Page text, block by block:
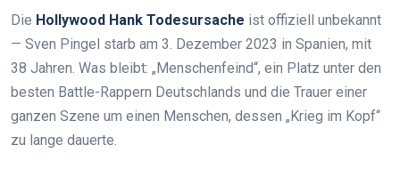
Die Hollywood Hank Todesursache ist offiziell unbekannt
— Sven Pingel starb am 3. Dezember 2023 in Spanien, mit
38 Jahren. Was bleibt: „Menschenfeind“, ein Platz unter den
besten Battle-Rappern Deutschlands und die Trauer einer
ganzen Szene um einen Menschen, dessen „Krieg im Kopf“
zu lange dauerte.